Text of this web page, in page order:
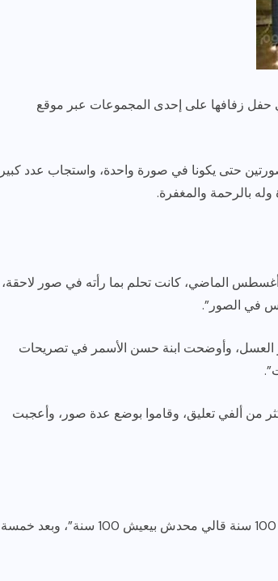
حفل زفافها على إحدى المجموعات عبر موقع
حتى يكونا في صورة واحدة، واستجاب عدد كبير
بالرحمة والمغفرة.
نعمة الأسمر، ابنة الـ31 عامًا أنها عقب الزفاف، الذي تم في 25 أغسطس الماضي، كانت تحلم بما رأته في صور لاحقة،
في الصور”.
العسل، وأوضحت ابنة حسن الأسمر في تصريحات
من ألفي تعليق، وقاموا بوضع عدة صور، وأعجبت
تذكرت العروس آخر مقابلة لها مع والدها، حين قالت له: “يارب تعيش 100 سنة قالي محدش بيعيش 100 سنة”، وبعد خمسة
اعتزالها الفن